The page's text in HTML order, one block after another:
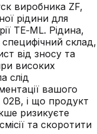
виробника ZF,
рідини для
TE‑ML. Рідина,
склад,
від зносу та
високих
слід
вашого
02B, і що продукт
ризикуєте
та скоротити